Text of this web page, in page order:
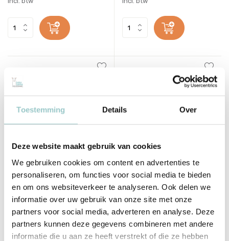
Toestemming Details Over
Deze website maakt gebruik van cookies
We gebruiken cookies om content en advertenties te
personaliseren, om functies voor social media te bieden
en om ons websiteverkeer te analyseren. Ook delen we
informatie over uw gebruik van onze site met onze
partners voor social media, adverteren en analyse. Deze
partners kunnen deze gegevens combineren met andere
informatie die u aan ze heeft verstrekt of die ze hebben
Tender Leaf Toys
Houten Kinderstoel Hert |
Forest Deer Chair
Deliverytime
Niet op voorraad
Tijdelijk uitverkocht
58,95
Djeco
Sneeuwbal Nachtlampje
Ballerina
Deliverytime
Op voorraad
1-2 werkdagen
39,95